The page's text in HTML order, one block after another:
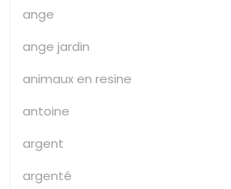
ange
ange jardin
animaux en resine
antoine
argent
argenté